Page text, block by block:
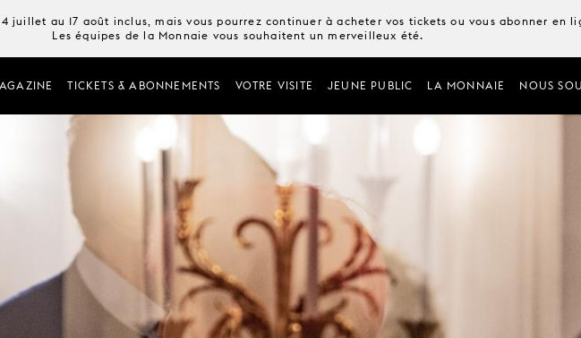
juillet au 17 août inclus, mais vous pourrez continuer à acheter vos tickets ou vous abonner en
Les équipes de la Monnaie vous souhaitent un merveilleux été.
TICKETS & ABONNEMENTS VOTRE VISITE JEUNE PUBLIC LA MONNAIE NOUS